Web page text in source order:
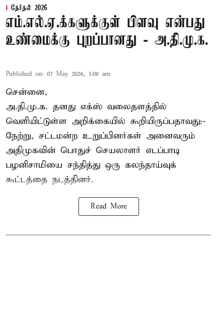
தேர்தல் 2026
எம்.எல்.ஏ.க்களுக்குள் பிளவு என்பது
உண்மைக்கு புறப்பானது - அ.தி.மு.க.
Published on: 07 May 2026, 5:08 am
சென்னை,
அ.தி.மு.க. தனது எக்ஸ் வலைதளத்தில்
வெளியிட்டுள்ள அறிக்கையில் கூறியிருப்பதாவது:-
நேற்று, சட்டமன்ற உறுப்பினர்கள் அனைவரும்
அதிமுகவின் பொதுச் செயலாளர் எடப்பாடி
பழனிசாமியை சந்தித்து ஒரு கலந்தாய்வுக்
கூட்டத்தை நடத்தினர்.
Read More